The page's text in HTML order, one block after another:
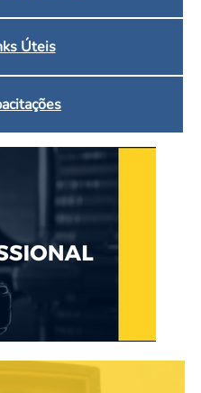
Úteis